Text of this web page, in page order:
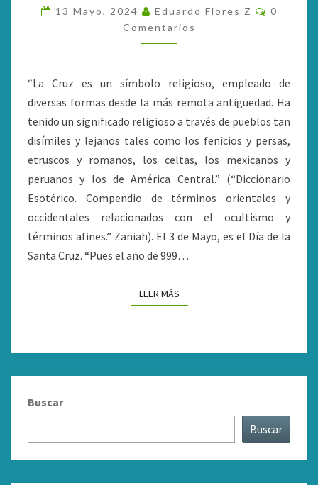
UN
SÍMBOLO
SAGRADO
13 Mayo, 2024 Eduardo Flores Z
0
Comentarios
“La Cruz es un símbolo religioso, empleado de
diversas formas desde la más remota antigüedad. Ha
tenido un significado religioso a través de pueblos tan
disímiles y lejanos tales como los fenicios y persas,
etruscos y romanos, los celtas, los mexicanos y
peruanos y los de América Central.” (“Diccionario
Esotérico. Compendio de términos orientales y
occidentales relacionados con el ocultismo y
términos afines.” Zaniah). El 3 de Mayo, es el Día de la
Santa Cruz. “Pues el año de 999…
LEER MÁSLEER MÁS
Buscar
Buscar